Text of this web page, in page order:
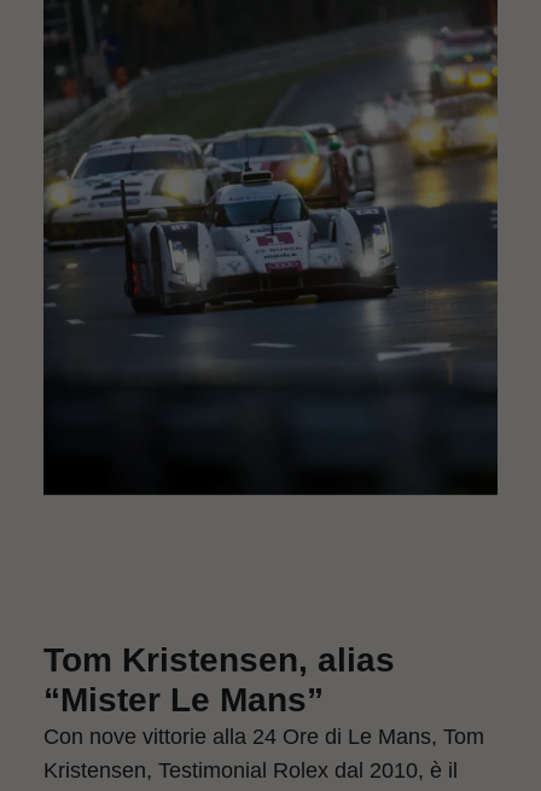
Tom Kristensen, alias
“Mister Le Mans”
Con nove vittorie alla 24 Ore di Le Mans, Tom
Kristensen, Testimonial Rolex dal 2010, è il